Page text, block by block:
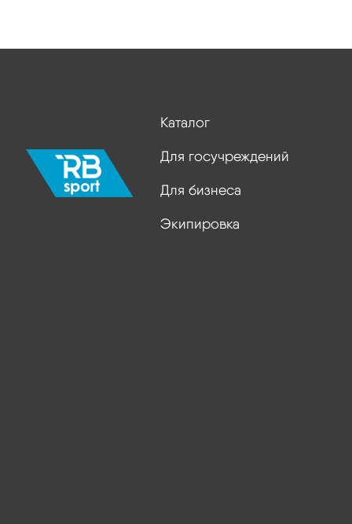
Каталог
Для госучреждений
Для бизнеса
Экипировка